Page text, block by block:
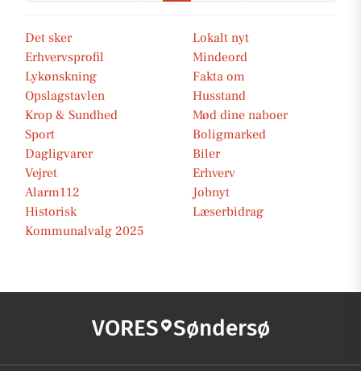
Det sker
Lokalt nyt
Erhvervsprofil
Mindeord
Lykønskning
Fakta om
Opslagstavlen
Husstand
Krop & Sundhed
Mød dine naboer
Sport
Boligmarked
Dagligvarer
Biler
Vejret
Erhverv
Alarm112
Jobnyt
Historisk
Læserbidrag
Kommunalvalg 2025
VORES Søndersø